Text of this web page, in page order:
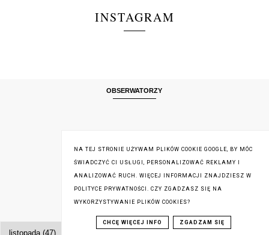
INSTAGRAM
OBSERWATORZY
NA TEJ STRONIE UŻYWAM PLIKÓW COOKIE GOOGLE, BY MÓC
ŚWIADCZYĆ CI USŁUGI, PERSONALIZOWAĆ REKLAMY I
ANALIZOWAĆ RUCH. WIĘCEJ INFORMACJI ZNAJDZIESZ W
POLITYCE PRYWATNOŚCI. CZY ZGADZASZ SIĘ NA
WYKORZYSTYWANIE PLIKÓW COOKIES?
CHCĘ WIĘCEJ INFO ZGADZAM SIĘ